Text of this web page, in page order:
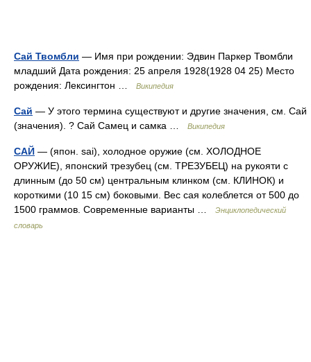
Сай Твомбли — Имя при рождении: Эдвин Паркер Твомбли
младший Дата рождения: 25 апреля 1928(1928 04 25) Место
рождения: Лексингтон …
Википедия
Сай — У этого термина существуют и другие значения, см. Сай
(значения). ? Сай Самец и самка …
Википедия
САЙ — (япон. sai), холодное оружие (см. ХОЛОДНОЕ
ОРУЖИЕ), японский трезубец (см. ТРЕЗУБЕЦ) на рукояти с
длинным (до 50 см) центральным клинком (см. КЛИНОК) и
короткими (10 15 см) боковыми. Вес сая колеблется от 500 до
1500 граммов. Современные варианты …
Энциклопедический
словарь